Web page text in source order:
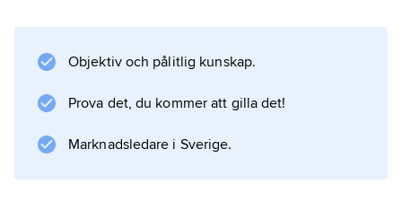
fingerkrökningen inte varit permanent under
alltför lång tid.
Objektiv och pålitlig kunskap.
Prova det, du kommer att gilla det!
Marknadsledare i Sverige.